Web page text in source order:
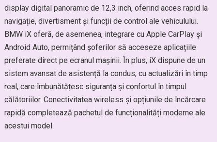
display digital panoramic de 12,3 inch, oferind acces rapid la
navigație, divertisment și funcții de control ale vehiculului.
BMW iX oferă, de asemenea, integrare cu Apple CarPlay și
Android Auto, permițând șoferilor să acceseze aplicațiile
preferate direct pe ecranul mașinii. În plus, iX dispune de un
sistem avansat de asistență la condus, cu actualizări în timp
real, care îmbunătățesc siguranța și confortul în timpul
călătoriilor. Conectivitatea wireless și opțiunile de încărcare
rapidă completează pachetul de funcționalități moderne ale
acestui model.